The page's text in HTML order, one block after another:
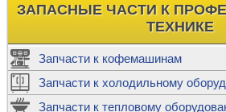
ЗАПАСНЫЕ ЧАСТИ К
ТЕХНИКЕ
Запчасти к кофемашинам
Запчасти к холодильному
Запчасти к тепловому